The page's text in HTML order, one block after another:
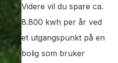
Videre vil du spare ca.
8.800 kwh per år ved
et utgangspunkt på en
bolig som bruker